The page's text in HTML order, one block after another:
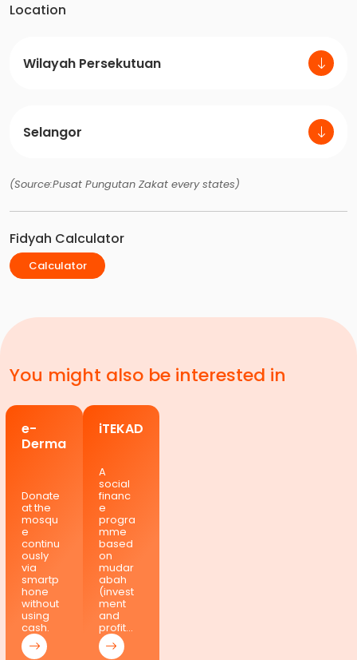
Location
Wilayah Persekutuan
Selangor
(Source:Pusat Pungutan Zakat every states)
Fidyah Calculator
Calculator
You might also be interested in
e-
Derma
Donate
at the
mosqu
e
continu
ously
via
smartp
hone
without
using
cash.
iTEKAD
A
social
financ
e
progra
mme
based
on
mudar
abah
(invest
ment
and
profit…